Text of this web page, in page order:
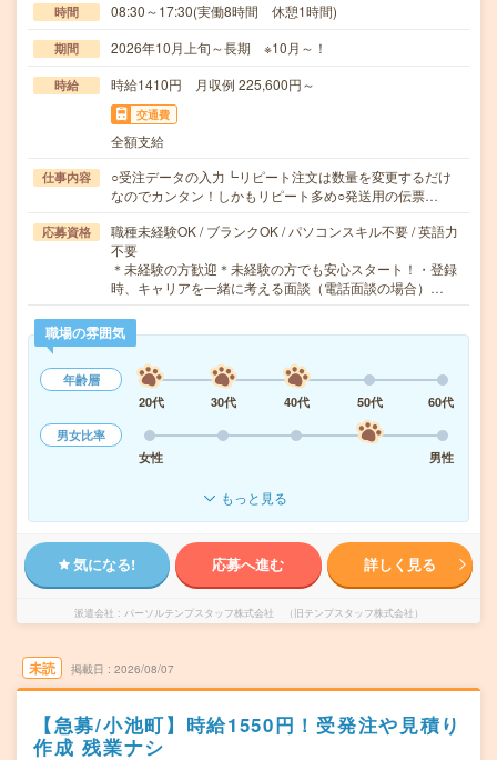
時間 08:30～17:30(実働8時間 休憩1時間)
期間 2026年10月上旬～長期 ※10月～！
時給 時給1410円 月収例 225,600円～
交通費
全額支給
仕事内容
○受注データの入力┗リピート注文は数量を変更するだけ
なのでカンタン！しかもリピート多め○発送用の伝票…
応募資格
職種未経験OK / ブランクOK / パソコンスキル不要 / 英語力
不要
＊未経験の方歓迎＊未経験の方でも安心スタート！・登録
時、キャリアを一緒に考える面談（電話面談の場合）…
職場の雰囲気
年齢層
20代
30代 40代 50代
60代
男女比率
女性
男性
もっと見る
気になる! 応募へ進む 詳しく見る
派遣会社 パーソルテンプスタッフ株式会社 （旧テンプスタッフ株式会社）
未読 掲載日 2026/08/07
【急募/小池町】時給1550円！受発注や見積り
作成 残業ナシ